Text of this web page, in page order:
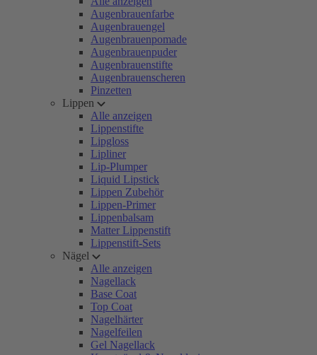
Augenbrauenfarbe
Augenbrauengel
Augenbrauenpomade
Augenbrauenpuder
Augenbrauenstifte
Augenbrauenscheren
Pinzetten
Lippen
Alle anzeigen
Lippenstifte
Lipgloss
Lipliner
Lip-Plumper
Liquid Lipstick
Lippen Zubehör
Lippen-Primer
Lippenbalsam
Matter Lippenstift
Lippenstift-Sets
Nägel
Alle anzeigen
Nagellack
Base Coat
Top Coat
Nagelhärter
Nagelfeilen
Gel Nagellack